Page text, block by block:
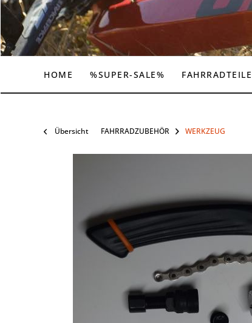
HOME %SUPER-SALE% FAHRRADTEILE
Übersicht FAHRRADZUBEHÖR WERKZEUG